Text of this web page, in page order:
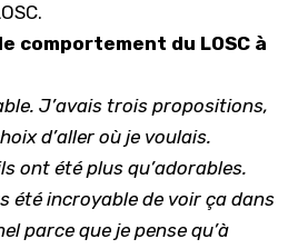
comportement du LOSC à
J’avais trois propositions,
d’aller où je voulais.
ont été plus qu’adorables.
été incroyable de voir ça dans
parce que je pense qu’à